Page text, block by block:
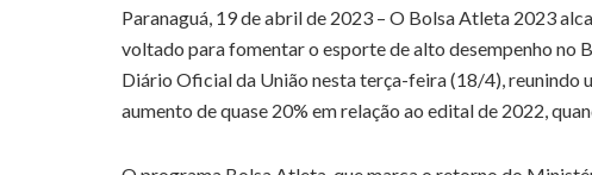
Paranaguá, 19 de abril de 2023 – O Bolsa Atleta 2023
voltado para fomentar o esporte de alto desempenho no
Diário Oficial da União nesta terça-feira (18/4), reunindo
aumento de quase 20% em relação ao edital de 2022,